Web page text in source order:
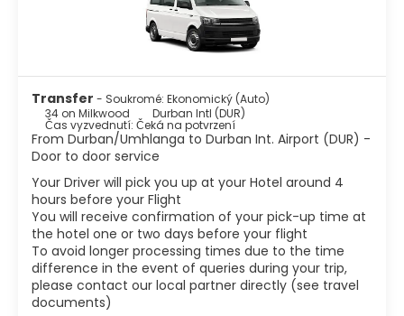
Transfer - Soukromé: Ekonomický (Auto)
34 on Milkwood
Durban Intl (DUR)
Čas vyzvednutí: Čeká na potvrzení
From Durban/Umhlanga to Durban Int. Airport (DUR) -
Door to door service
Your Driver will pick you up at your Hotel around 4
hours before your Flight
You will receive confirmation of your pick-up time at
the hotel one or two days before your flight
To avoid longer processing times due to the time
difference in the event of queries during your trip,
please contact our local partner directly (see travel
documents)